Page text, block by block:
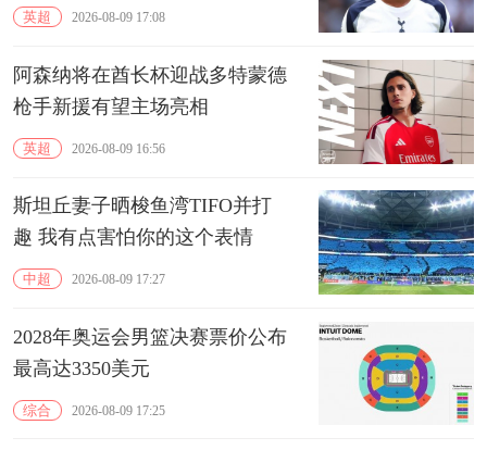
英超 2026-08-09 17:08
阿森纳将在酋长杯迎战多特蒙德
枪手新援有望主场亮相
英超 2026-08-09 16:56
斯坦丘妻子晒梭鱼湾TIFO并打
趣 我有点害怕你的这个表情
中超 2026-08-09 17:27
2028年奥运会男篮决赛票价公布
最高达3350美元
综合 2026-08-09 17:25